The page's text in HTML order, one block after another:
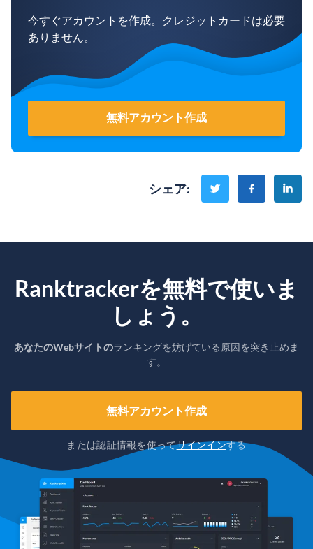
今すぐアカウントを作成。クレジットカードは必要
ありません。
無料アカウント作成
シェア:
Ranktrackerを無料で使いま
しょう。
あなたのWebサイトのランキングを妨げている原因を突き止めま
す。
無料アカウント作成
または認証情報を使ってサインインする